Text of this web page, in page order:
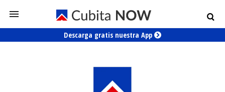
Descarga gratis nuestra App